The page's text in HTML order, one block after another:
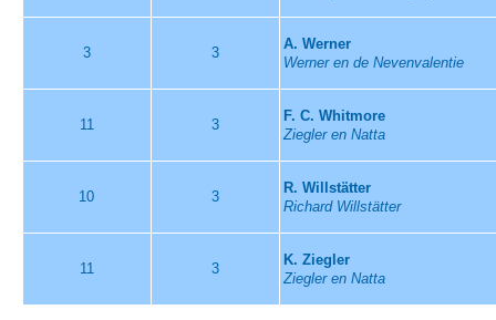
3 3
A. Werner
Werner en de Nevenvalentie
11 3
F. C. Whitmore
Ziegler en Natta
10 3
R. Willstätter
Richard Willstätter
11 3
K. Ziegler
Ziegler en Natta